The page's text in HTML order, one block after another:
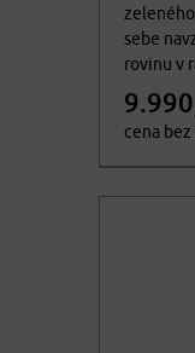
zeleného
sebe
rovinu v
cena bez